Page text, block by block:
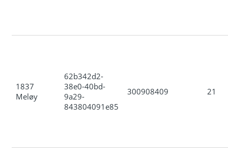
1837
Meløy
62b342d2-
38e0-40bd-
9a29-
843804091e85
300908409 21